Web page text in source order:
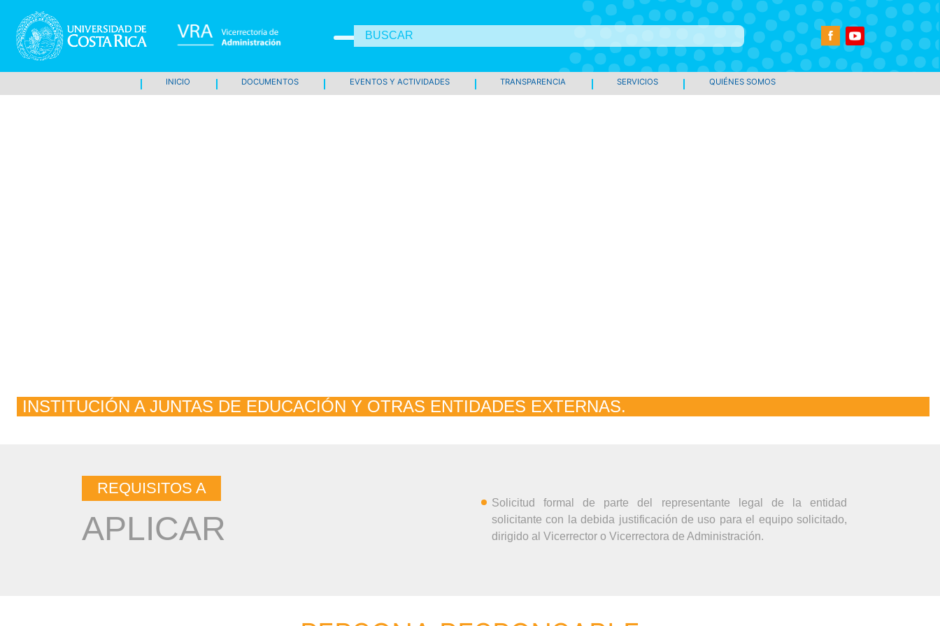
INICIO DOCUMENTOS EVENTOS Y ACTIVIDADES TRANSPARENCIA SERVICIOS QUIÉNES SOMOS
INSTITUCIÓN A JUNTAS DE EDUCACIÓN Y OTRAS ENTIDADES EXTERNAS.
REQUISITOS A
APLICAR
Solicitud formal de parte del representante legal de la entidad
solicitante con la debida justificación de uso para el equipo solicitado,
dirigido al Vicerrector o Vicerrectora de Administración.